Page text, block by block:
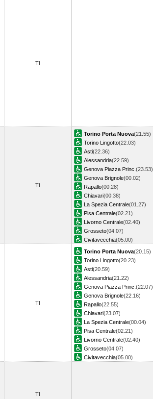
TI
TI
Torino Porta Nuova(21.55)
Torino Lingotto(22.03)
Asti(22.36)
Alessandria(22.59)
Genova Piazza Princ. (23.53)
Genova Brignole(00.02)
Rapallo(00.28)
Chiavari(00.38)
La Spezia Centrale(01.27)
Pisa Centrale(02.21)
Livorno Centrale(02.40)
Grosseto(04.07)
Civitavecchia(05.00)
TI
Torino Porta Nuova(20.15)
Torino Lingotto(20.23)
Asti(20.59)
Alessandria(21.22)
Genova Piazza Princ. (22.07)
Genova Brignole(22.16)
Rapallo(22.55)
Chiavari(23.07)
La Spezia Centrale(00.04)
Pisa Centrale(02.21)
Livorno Centrale(02.40)
Grosseto(04.07)
Civitavecchia(05.00)
TI